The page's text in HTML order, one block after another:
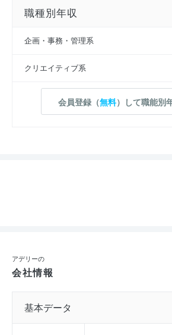
職種別年収
企画・事務・管理系
クリエイティブ系
会員登録（無料）して職能別
アデリーの
会社情報
基本データ